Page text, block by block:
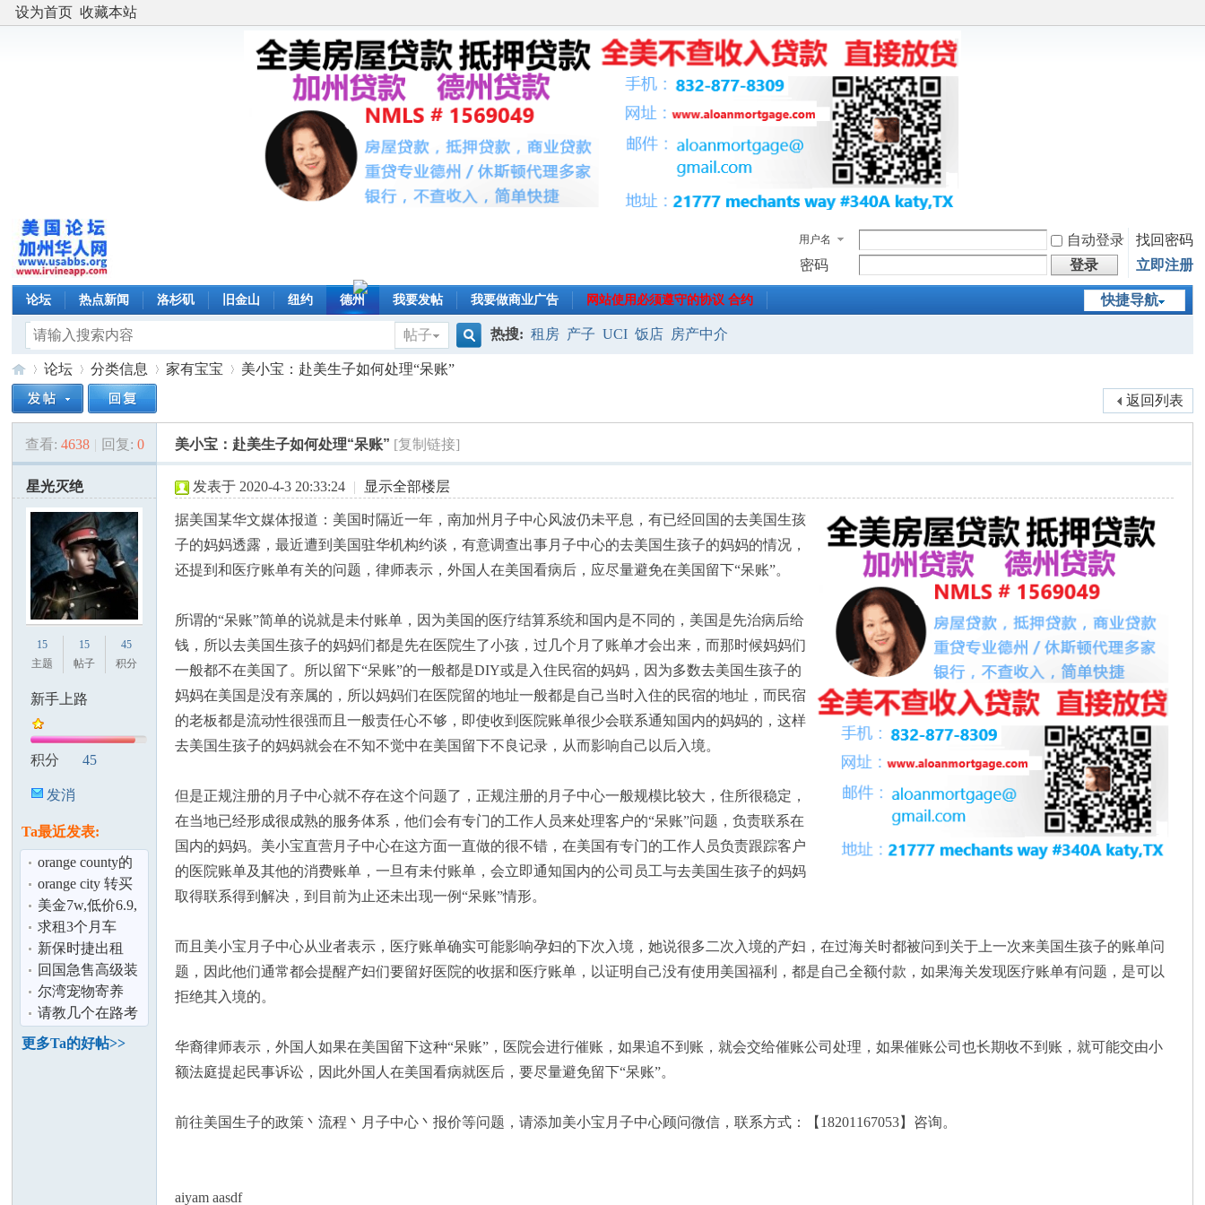
设为首页 收藏本站
用户名 自动登录
找回密码
密码
登录 立即注册
快捷导航
论坛 热点新闻 洛杉矶 旧金山 纽约 德州 我要发帖 我要做商业广告 网站使用必须遵守的协议 合约
帖子
索
热搜: 租房 产子 UCI 饭店 房产中介
美
国
»
论坛
›
分类信息 家有宝宝
›
美小宝：赴美生子如何处理“呆账”
返回列表
查看: 4638 | 回复: 0 美小宝：赴美生子如何处理“呆账” [复制链接]
星光灭绝
15
主题
15
帖子
45
积分
新手上路
积分 45
发消
Ta最近发表:
orange county的
Costa Mesa 2b2b
转租.
orange city 转买
家具
美金7w,低价6.9,
在大通户口
求租3个月车
新保时捷出租
回国急售高级装
修按摩店
尔湾宠物寄养
请教几个在路考
时的驾车技术问
更多Ta的好帖>>
发表于 2020-4-3 20:33:24 | 显示全部楼层
据美国某华文媒体报道：美国时隔近一年，南加州月子中心风波仍未平息，有已经回国的去美国生孩
子的妈妈透露，最近遭到美国驻华机构约谈，有意调查出事月子中心的去美国生孩子的妈妈的情况，
还提到和医疗账单有关的问题，律师表示，外国人在美国看病后，应尽量避免在美国留下“呆账”。
所谓的“呆账”简单的说就是未付账单，因为美国的医疗结算系统和国内是不同的，美国是先治病后给
钱，所以去美国生孩子的妈妈们都是先在医院生了小孩，过几个月了账单才会出来，而那时候妈妈们
一般都不在美国了。所以留下“呆账”的一般都是DIY或是入住民宿的妈妈，因为多数去美国生孩子的
妈妈在美国是没有亲属的，所以妈妈们在医院留的地址一般都是自己当时入住的民宿的地址，而民宿
的老板都是流动性很强而且一般责任心不够，即使收到医院账单很少会联系通知国内的妈妈的，这样
去美国生孩子的妈妈就会在不知不觉中在美国留下不良记录，从而影响自己以后入境。
但是正规注册的月子中心就不存在这个问题了，正规注册的月子中心一般规模比较大，住所很稳定，
在当地已经形成很成熟的服务体系，他们会有专门的工作人员来处理客户的“呆账”问题，负责联系在
国内的妈妈。美小宝直营月子中心在这方面一直做的很不错，在美国有专门的工作人员负责跟踪客户
的医院账单及其他的消费账单，一旦有未付账单，会立即通知国内的公司员工与去美国生孩子的妈妈
取得联系得到解决，到目前为止还未出现一例“呆账”情形。
而且美小宝月子中心从业者表示，医疗账单确实可能影响孕妇的下次入境，她说很多二次入境的产妇，在过海关时都被问到关于上一次来美国生孩子的账单问
题，因此他们通常都会提醒产妇们要留好医院的收据和医疗账单，以证明自己没有使用美国福利，都是自己全额付款，如果海关发现医疗账单有问题，是可以
拒绝其入境的。
华裔律师表示，外国人如果在美国留下这种“呆账”，医院会进行催账，如果追不到账，就会交给催账公司处理，如果催账公司也长期收不到账，就可能交由小
额法庭提起民事诉讼，因此外国人在美国看病就医后，要尽量避免留下“呆账”。
前往美国生子的政策丶流程丶月子中心丶报价等问题，请添加美小宝月子中心顾问微信，联系方式：【18201167053】咨询。
aiyam aasdf